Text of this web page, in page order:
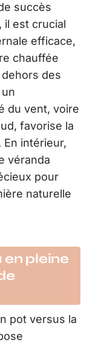
succès
, il est crucial
efficace,
chauffée
des
du vent, voire
favorise la
En intérieur,
véranda
pour
naturelle
pleine
pot versus la